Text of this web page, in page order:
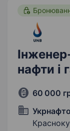
нафти і
60 000